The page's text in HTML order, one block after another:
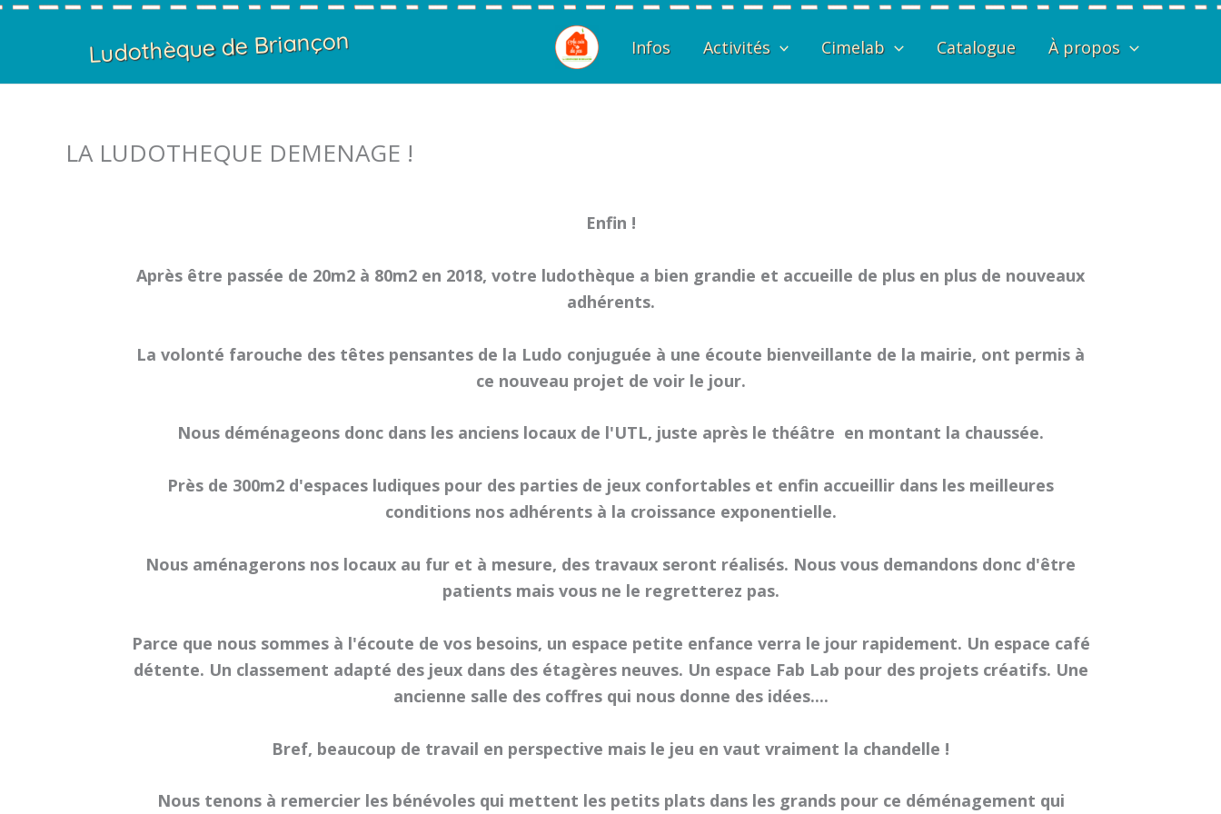
Ludothèque de Briançon Infos Activités Cimelab Catalogue À propos
LA LUDOTHEQUE DEMENAGE !
Enfin !
Après être passée de 20m2 à 80m2 en 2018, votre ludothèque a bien grandie et accueille de plus en plus de nouveaux
adhérents.
La volonté farouche des têtes pensantes de la Ludo conjuguée à une écoute bienveillante de la mairie, ont permis à
ce nouveau projet de voir le jour.
Nous déménageons donc dans les anciens locaux de l'UTL, juste après le théâtre en montant la chaussée.
Près de 300m2 d'espaces ludiques pour des parties de jeux confortables et enfin accueillir dans les meilleures
conditions nos adhérents à la croissance exponentielle.
Nous aménagerons nos locaux au fur et à mesure, des travaux seront réalisés. Nous vous demandons donc d'être
patients mais vous ne le regretterez pas.
Parce que nous sommes à l'écoute de vos besoins, un espace petite enfance verra le jour rapidement. Un espace café
détente. Un classement adapté des jeux dans des étagères neuves. Un espace Fab Lab pour des projets créatifs. Une
ancienne salle des coffres qui nous donne des idées....
Bref, beaucoup de travail en perspective mais le jeu en vaut vraiment la chandelle !
Nous tenons à remercier les bénévoles qui mettent les petits plats dans les grands pour ce déménagement qui